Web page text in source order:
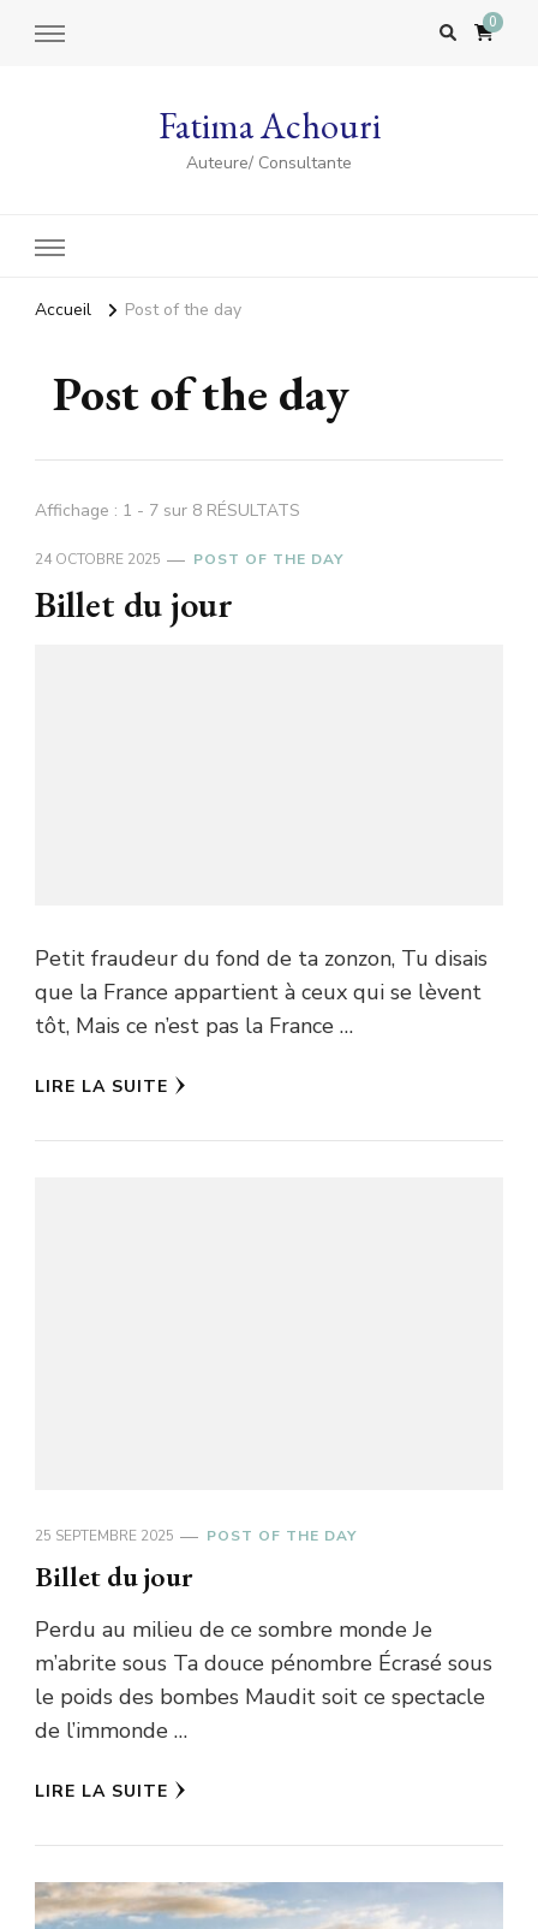
0
Fatima Achouri
Auteure/ Consultante
Accueil Post of the day
Post of the day
Affichage : 1 - 7 sur 8 RÉSULTATS
24 OCTOBRE 2025 POST OF THE DAY
Billet du jour
Petit fraudeur du fond de ta zonzon, Tu disais
que la France appartient à ceux qui se lèvent
tôt, Mais ce n’est pas la France …
LIRE LA SUITE
25 SEPTEMBRE 2025 POST OF THE DAY
Billet du jour
Perdu au milieu de ce sombre monde Je
m’abrite sous Ta douce pénombre Écrasé sous
le poids des bombes Maudit soit ce spectacle
de l’immonde …
LIRE LA SUITE